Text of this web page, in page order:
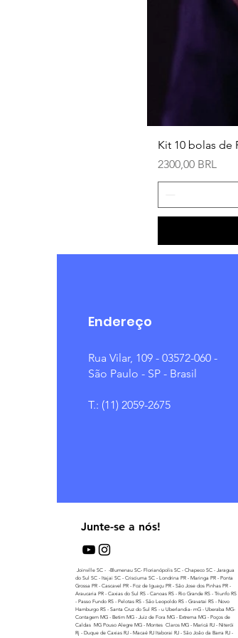
Kit 10 bolas de
Precio
2300,00 BRL
Endereço
Rua Vilar, 109 - 03572-060 -
São Paulo - SP - Brasil
T.: (11) 2059-2675
Junte-se a nós!
Joinville SC - -Blumenau SC- Florianópolis SC - Chapeco SC - Jaragua
do Sul SC - Itajai SC - Crisciuma SC - Londrina PR - Maringa PR - Ponta
Grossa PR - Cascavel PR - Foz de Iguaçu PR - São Jose dos Pinhas PR -
Araucaria PR - Caxias do Sul RS - Canoas RS - Rio Grande RS - Triunfo RS
- Passo Fundo RS - Pelotas RS - São Leopoldo RS - Gravatai RS - Novo
Hamburgo RS - Santa Cruz do Sul RS - u Uberlandia- mG - Uberaba MG-
Contagem MG - Betim MG - Juiz de Fora MG - Extrema MG - Poços de
Caldas MG Pouso Alegre MG - Montes Claros MG - Maricá RJ - Niterói
Rj - Duque de Caxias RJ - Macaé RJ Itaborai RJ - São Joâo da Barra RJ -